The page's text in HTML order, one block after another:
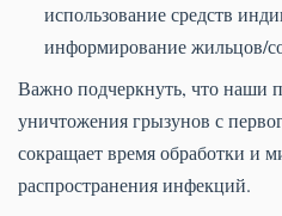
использование средств
информирование жильцов/
Важно подчеркнуть, что наши
уничтожения грызунов с
сокращает время обработки и
распространения инфекций.